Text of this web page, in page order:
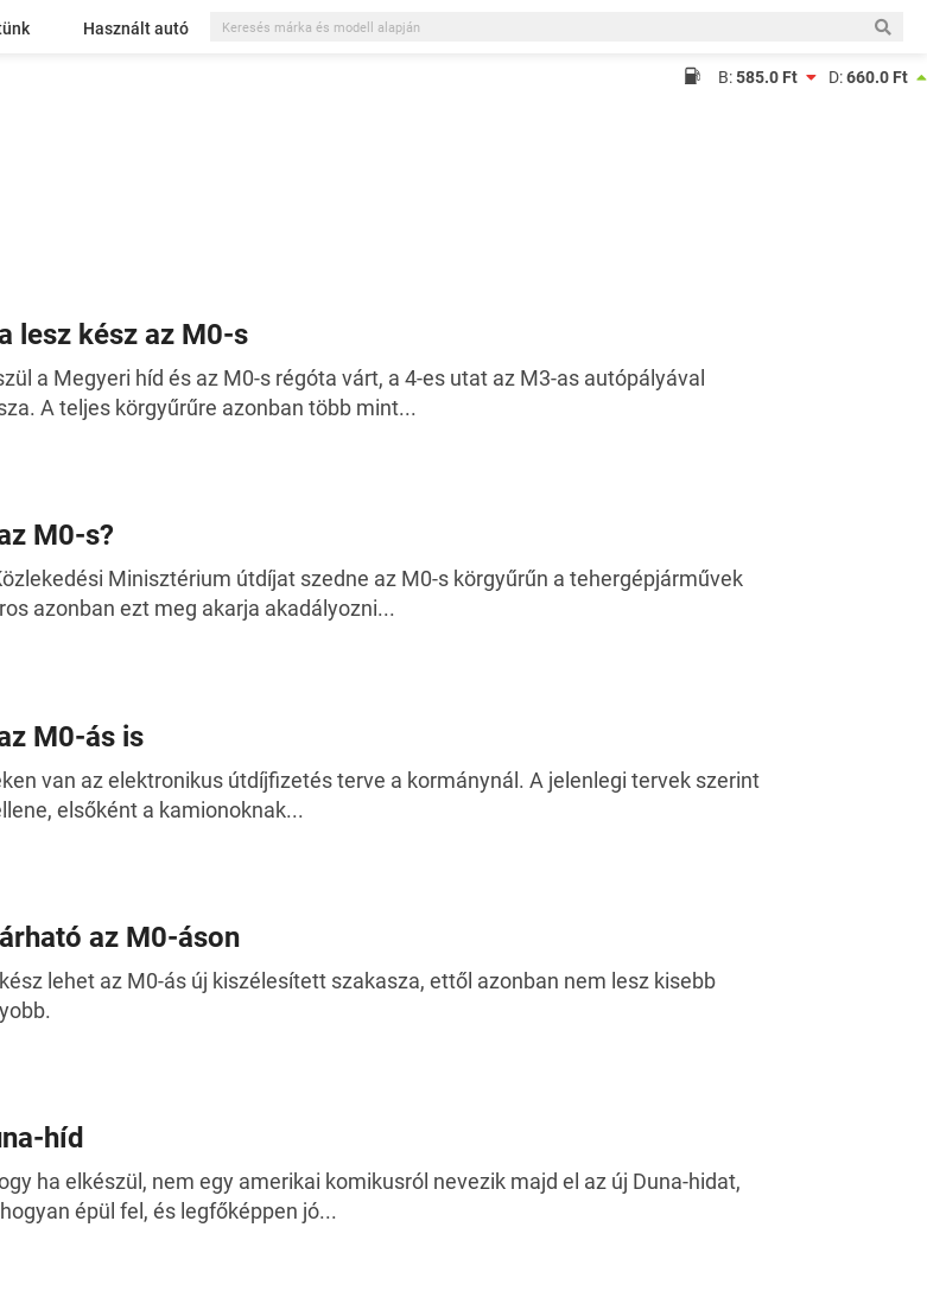
Használt autó
B:585.0 Ft D:660.0 Ft
lesz kész az M0-s
a Megyeri híd és az M0-s régóta várt, a 4-es utat az M3-as autópályával
A teljes körgyűrűre azonban több mint...
M0-s?
Minisztérium útdíjat szedne az M0-s körgyűrűn a tehergépjárművek
azonban ezt meg akarja akadályozni...
M0-ás is
van az elektronikus útdíjfizetés terve a kormánynál. A jelenlegi tervek szerint
elsőként a kamionoknak...
az M0-áson
lehet az M0-ás új kiszélesített szakasza, ettől azonban nem lesz kisebb
híd
ha elkészül, nem egy amerikai komikusról nevezik majd el az új Duna-hidat,
épül fel, és legfőképpen jó...